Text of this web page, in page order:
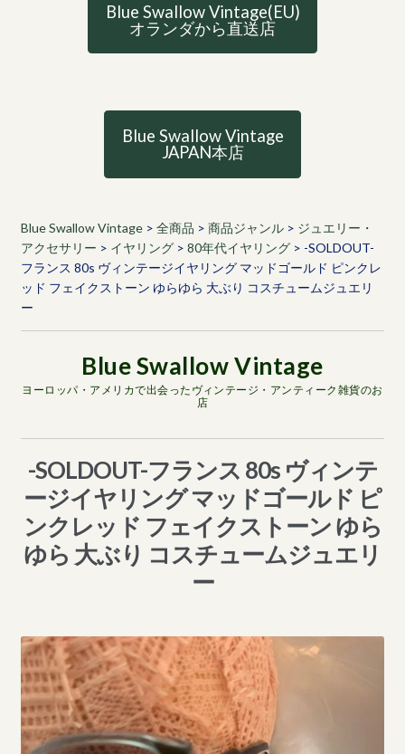
Blue Swallow Vintage(EU)
オランダから直送店
Blue Swallow Vintage
JAPAN本店
Blue Swallow Vintage> 全商品 > 商品ジャンル> ジュエリー・
アクセサリー > イヤリング> 80年代イヤリング> -SOLDOUT-
フランス 80s ヴィンテージイヤリング マッドゴールド ピンクレ
ッド フェイクストーン ゆらゆら 大ぶり コスチュームジュエリ
ー
ヨーロッパ・アメリカで出会ったヴィンテージ・アンティーク雑貨のお
店
-SOLDOUT-フランス 80s ヴィンテ
ージイヤリング マッドゴールド ピ
ンクレッド フェイクストーン ゆら
ゆら 大ぶり コスチュームジュエリ
ー